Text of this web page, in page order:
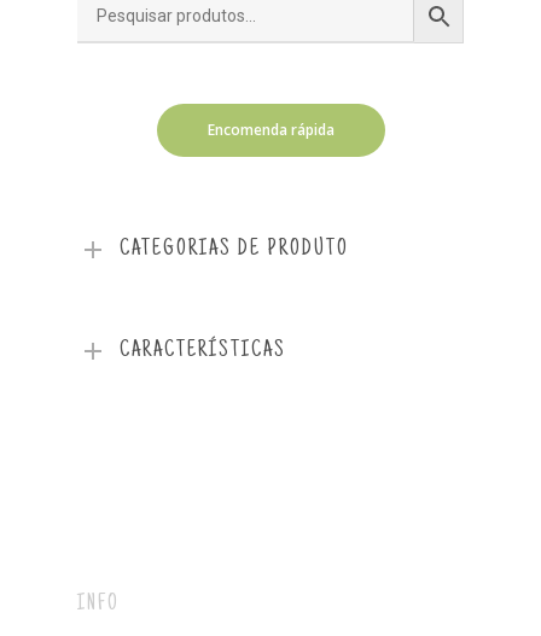
Encomenda rápida
CATEGORIAS DE PRODUTO
CARACTERÍSTICAS
INFO